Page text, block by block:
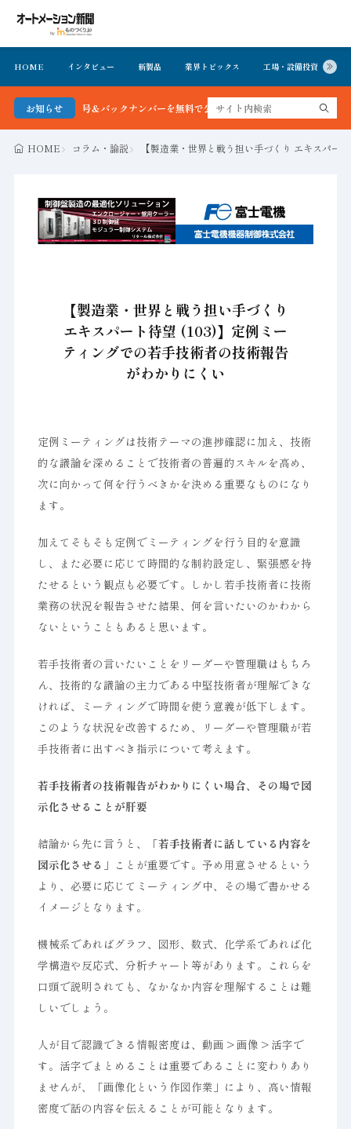
HOME インタビュー 新製品 業界トピックス 工場・設備投資
お知らせ
最新号＆バックナンバーを無料で公開中 詳細はこちら
HOME コラム・論説 【製造業・世界と戦う担い手づくり エキスパー
【製造業・世界と戦う担い手づくり
エキスパート待望 (103)】定例ミー
ティングでの若手技術者の技術報告
がわかりにくい
定例ミーティングは技術テーマの進捗確認に加え、技術
的な議論を深めることで技術者の普遍的スキルを高め、
次に向かって何を行うべきかを決める重要なものになり
ます。
加えてそもそも定例でミーティングを行う目的を意識
し、また必要に応じて時間的な制約設定し、緊張感を持
たせるという観点も必要です。しかし若手技術者に技術
業務の状況を報告させた結果、何を言いたいのかわから
ないということもあると思います。
若手技術者の言いたいことをリーダーや管理職はもちろ
ん、技術的な議論の主力である中堅技術者が理解できな
ければ、ミーティングで時間を使う意義が低下します。
このような状況を改善するため、リーダーや管理職が若
手技術者に出すべき指示について考えます。
若手技術者の技術報告がわかりにくい場合、その場で図
示化させることが肝要
結論から先に言うと、
「若手技術者に話している内容を
図示化させる」 ことが重要です。予め用意させるという
より、必要に応じてミーティング中、その場で書かせる
イメージとなります。
機械系であればグラフ、図形、数式、化学系であれば化
学構造や反応式、分析チャート等があります。これらを
口頭で説明されても、なかなか内容を理解することは難
しいでしょう。
人が目で認識できる情報密度は、動画 > 画像 > 活字で
す。活字でまとめることは重要であることに変わりあり
ませんが、「画像化という作図作業」により、高い情報
密度で話の内容を伝えることが可能となります。